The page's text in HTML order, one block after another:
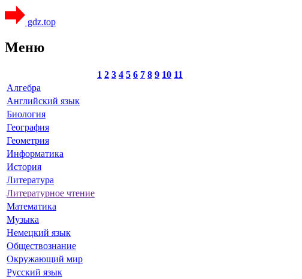
gdz.top
Меню
1 2 3 4 5 6 7 8 9 10 11
Алгебра
Английский язык
Биология
География
Геометрия
Информатика
История
Литература
Литературное чтение
Математика
Музыка
Немецкий язык
Обществознание
Окружающий мир
Русский язык